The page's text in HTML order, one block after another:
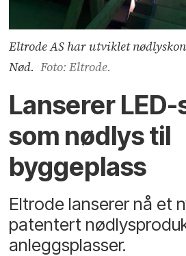
Eltrode AS har utviklet
Nød. Foto: Eltrode.
Lanserer
som nødlys til
byggeplass
Eltrode lanserer nå et
patentert
anleggsplasser.